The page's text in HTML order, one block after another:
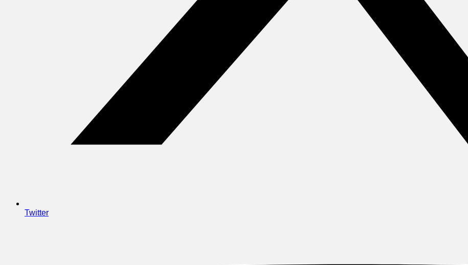
Twitter